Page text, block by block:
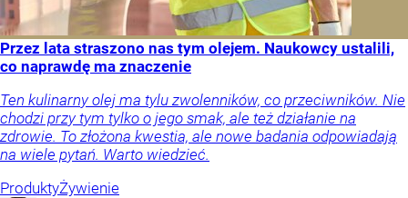
Przez lata straszono nas tym olejem. Naukowcy ustalili,
co naprawdę ma znaczenie
Ten kulinarny olej ma tylu zwolenników, co przeciwników. Nie
chodzi przy tym tylko o jego smak, ale też działanie na
zdrowie. To złożona kwestia, ale nowe badania odpowiadają
na wiele pytań. Warto wiedzieć.
ProduktyŻywienie